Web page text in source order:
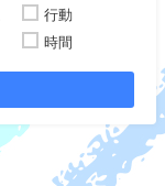
行動
時間